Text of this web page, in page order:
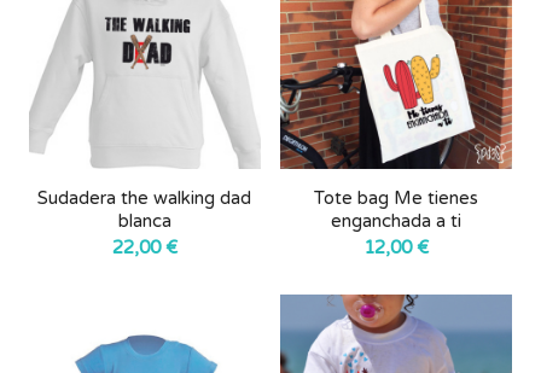
Sudadera the walking dad
blanca
22,00€
Tote bag Me tienes
enganchada a ti
12,00€